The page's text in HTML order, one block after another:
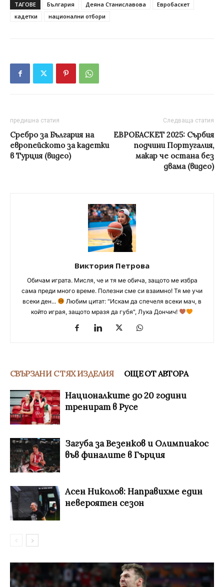
ТАГОВЕ
България Деяна Станиславова
Евробаскет
кадетки
национални отбори
предишна статия
Сребро за България на
европейското за кадетки
в Турция (видео)
Следваща статия
ЕВРОБАСКЕТ 2025: Сърбия
подчини Португалия,
макар че остана без
двама (видео)
Виктория Петрова
Обичам играта. Мисля, че и тя ме обича, защото ме избра
сама преди много време. Полезни сме си взаимно! Тя ме учи
всеки ден...
Любим цитат: "Искам да спечеля всеки мач, в
който играя, защото мразя да губя", Лука Дончич!
СВЪРЗАНИ С ТЯХ ИЗДЕЛИЯ ОЩЕ ОТ АВТОРА
Националките до 20 години
тренират в Русе
Загуба за Везенков и Олимпиакос
във финалите в Гърция
Асен Николов: Направихме един
невероятен сезон